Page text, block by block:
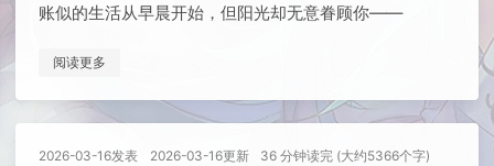
账似的生活从早晨开始，但阳光却无意眷顾你——
阅读更多
2026-03-16发表 2026-03-16更新 36 分钟读完 (大约5366个字)